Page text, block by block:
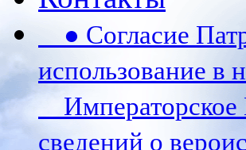
● Согласие
использование в
Императорское
сведений о